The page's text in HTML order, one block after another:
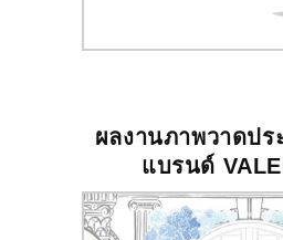
ผลงานภาพวาดปร
แบรนด์